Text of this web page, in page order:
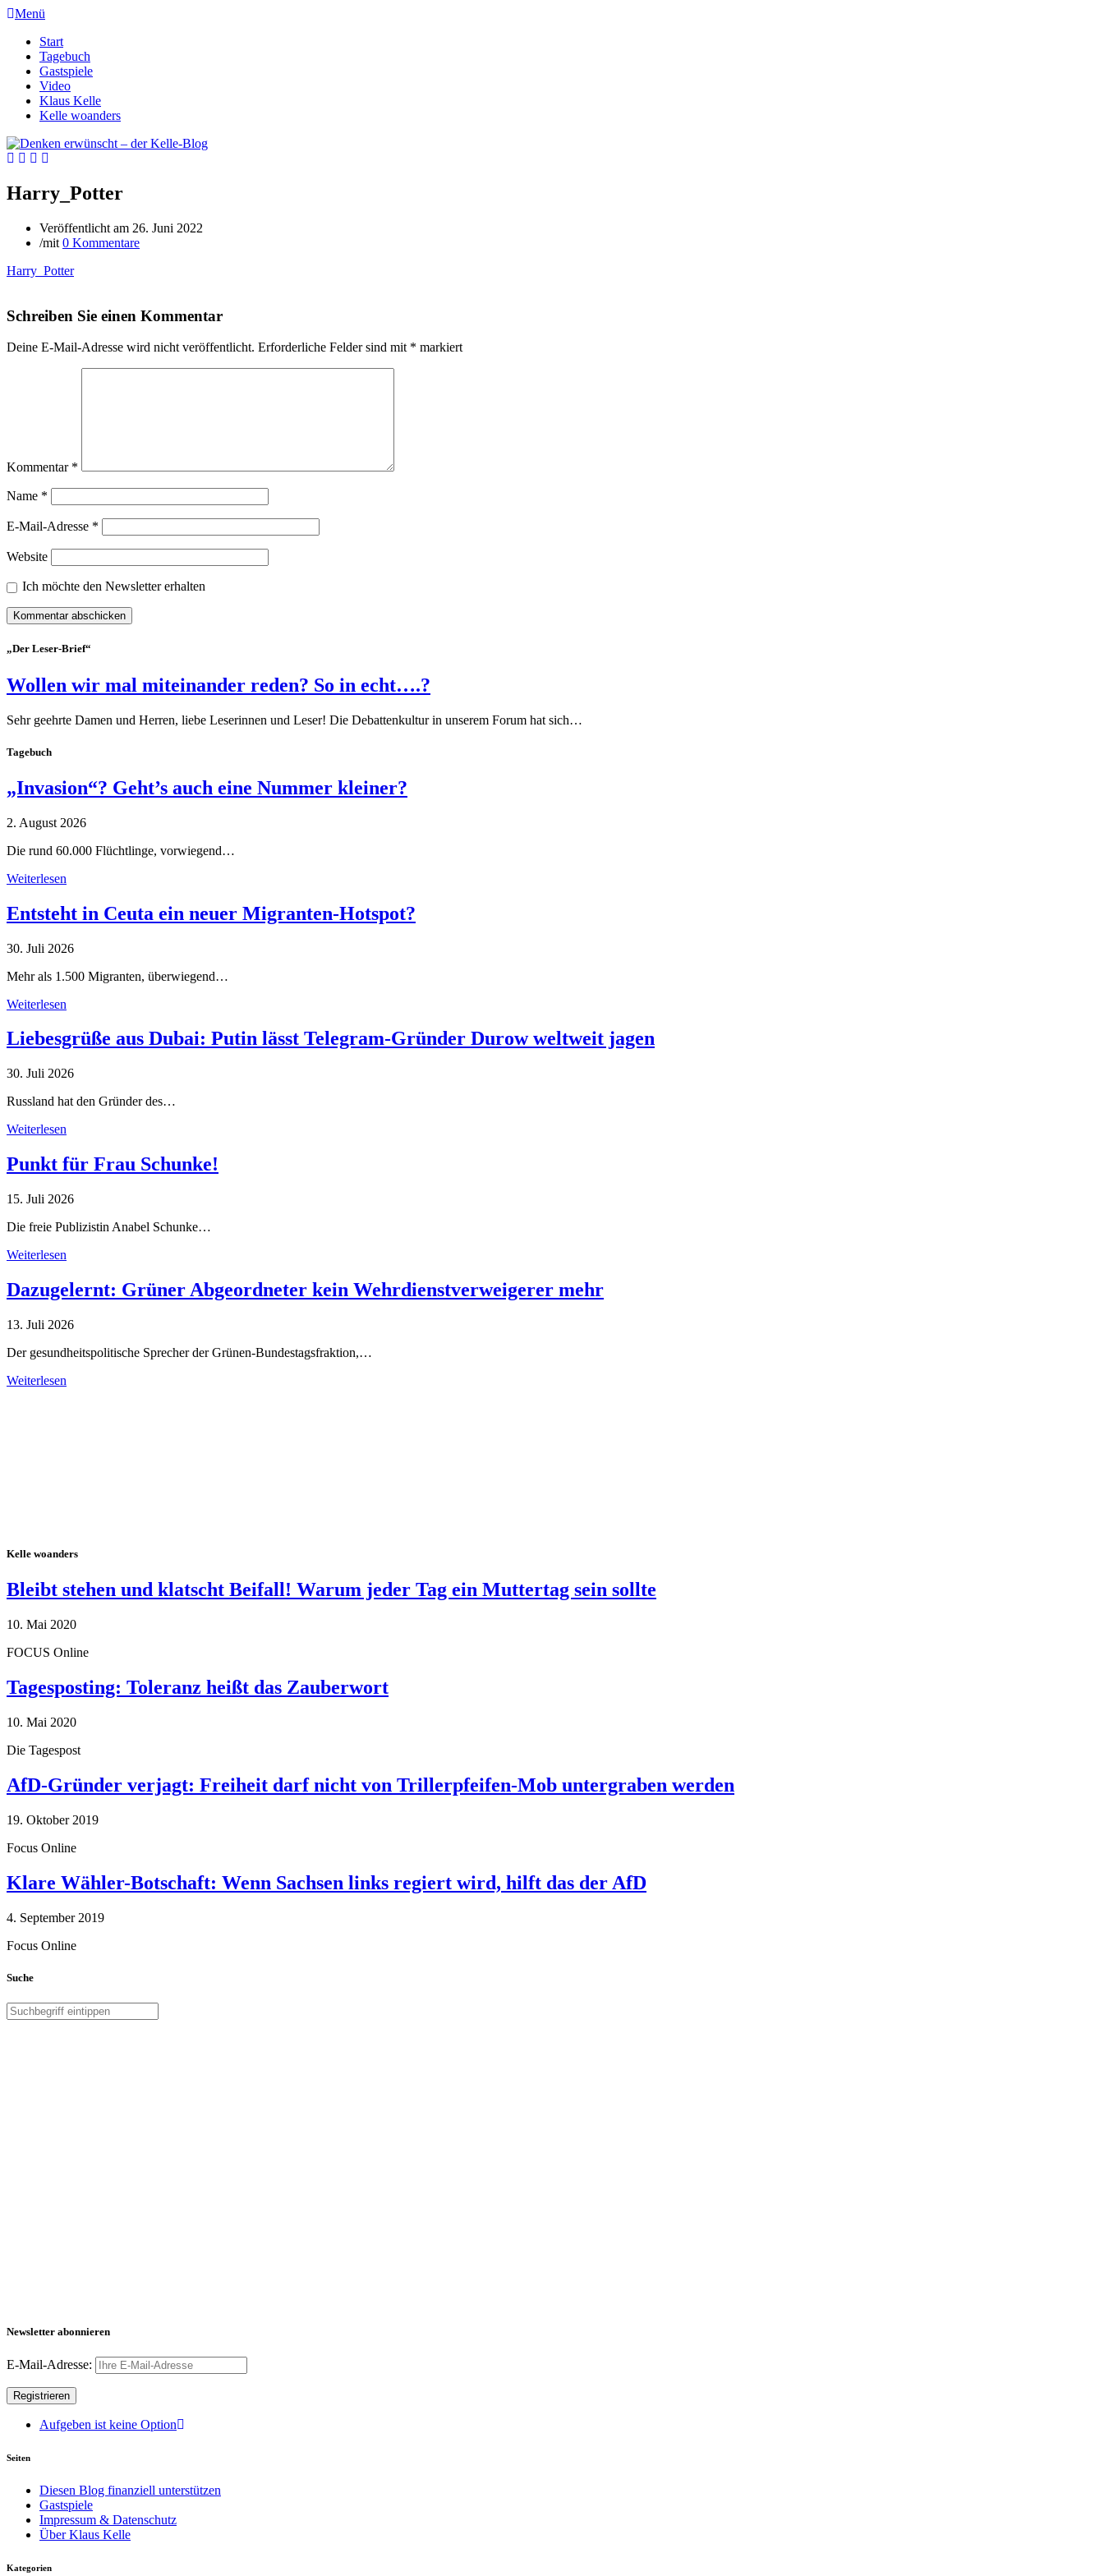
Menü
Start
Tagebuch
Gastspiele
Video
Klaus Kelle
Kelle woanders
Harry_Potter
Veröffentlicht am 26. Juni 2022
/mit 0 Kommentare
Harry_Potter
Schreiben Sie einen Kommentar
Deine E-Mail-Adresse wird nicht veröffentlicht. Erforderliche Felder sind mit * markiert
Kommentar *
Name *
E-Mail-Adresse *
Website
Ich möchte den Newsletter erhalten
„Der Leser-Brief“
Wollen wir mal miteinander reden? So in echt….?
Sehr geehrte Damen und Herren, liebe Leserinnen und Leser! Die Debattenkultur in unserem Forum hat sich…
Tagebuch
„Invasion“? Geht’s auch eine Nummer kleiner?
2. August 2026
Die rund 60.000 Flüchtlinge, vorwiegend…
Weiterlesen
Entsteht in Ceuta ein neuer Migranten-Hotspot?
30. Juli 2026
Mehr als 1.500 Migranten, überwiegend…
Weiterlesen
Liebesgrüße aus Dubai: Putin lässt Telegram-Gründer Durow weltweit jagen
30. Juli 2026
Russland hat den Gründer des…
Weiterlesen
Punkt für Frau Schunke!
15. Juli 2026
Die freie Publizistin Anabel Schunke…
Weiterlesen
Dazugelernt: Grüner Abgeordneter kein Wehrdienstverweigerer mehr
13. Juli 2026
Der gesundheitspolitische Sprecher der Grünen-Bundestagsfraktion,…
Weiterlesen
Kelle woanders
Bleibt stehen und klatscht Beifall! Warum jeder Tag ein Muttertag sein sollte
10. Mai 2020
FOCUS Online
Tagesposting: Toleranz heißt das Zauberwort
10. Mai 2020
Die Tagespost
AfD-Gründer verjagt: Freiheit darf nicht von Trillerpfeifen-Mob untergraben werden
19. Oktober 2019
Focus Online
Klare Wähler-Botschaft: Wenn Sachsen links regiert wird, hilft das der AfD
4. September 2019
Focus Online
Suche
Newsletter abonnieren
E-Mail-Adresse:
Aufgeben ist keine Option
Seiten
Diesen Blog finanziell unterstützen
Gastspiele
Impressum & Datenschutz
Über Klaus Kelle
Kategorien